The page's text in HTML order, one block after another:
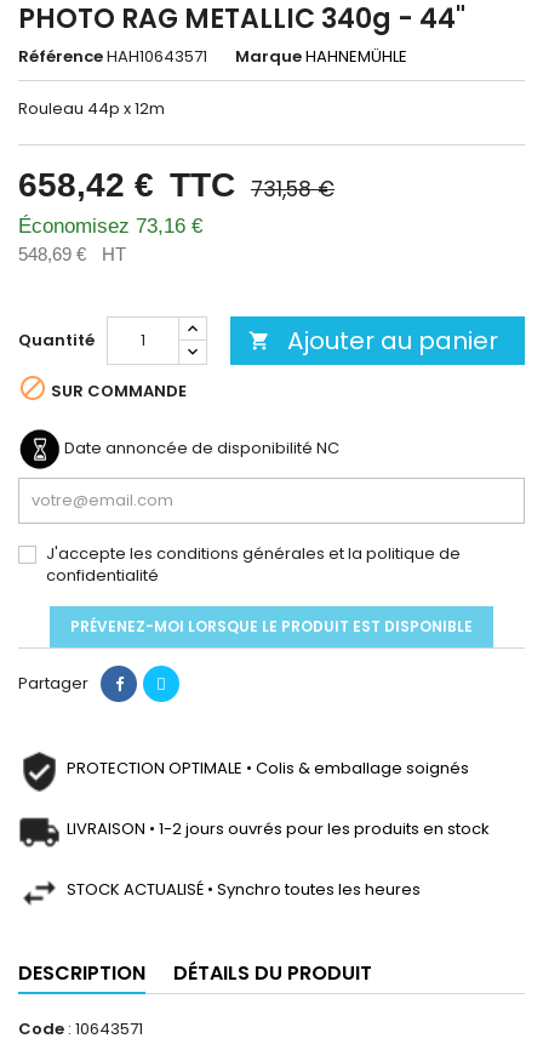
PHOTO RAG METALLIC 340g - 44"
RéférenceHAH10643571 MarqueHAHNEMÜHLE
Rouleau 44p x 12m
658,42 € TTC 731,58 €
Économisez 73,16 €
548,69 € HT
Quantité  Ajouter au panier
 SUR COMMANDE
Date annoncée de disponibilité NC
J'accepte les conditions générales et la politique de
confidentialité
PRÉVENEZ-MOI LORSQUE LE PRODUIT EST DISPONIBLE
Partager
PROTECTION OPTIMALE • Colis & emballage soignés
LIVRAISON • 1-2 jours ouvrés pour les produits en stock
STOCK ACTUALISÉ • Synchro toutes les heures
DESCRIPTION DÉTAILS DU PRODUIT
Code : 10643571